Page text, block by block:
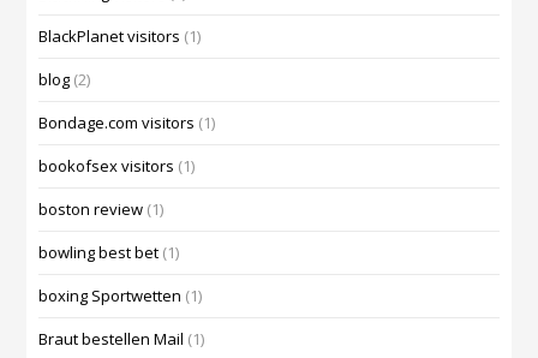
BlackPlanet visitors (1)
blog (2)
Bondage.com visitors (1)
bookofsex visitors (1)
boston review (1)
bowling best bet (1)
boxing Sportwetten (1)
Braut bestellen Mail (1)